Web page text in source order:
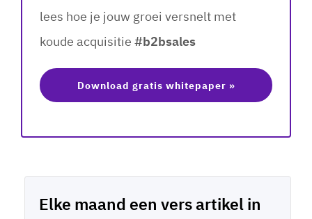
lees hoe je jouw groei versnelt met
koude acquisitie #b2bsales
Download gratis whitepaper »
Elke maand een vers artikel in